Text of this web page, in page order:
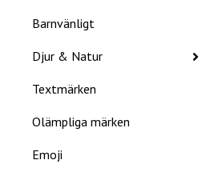
Barnvänligt
Djur & Natur
Textmärken
Olämpliga märken
Emoji